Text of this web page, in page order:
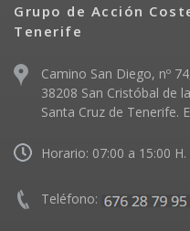
Grupo de Acción
Tenerife
Camino San Diego, nº
38208 San Cristóbal de
Santa Cruz de Tenerife.
Horario: 07:00 a 15:00 H.
Teléfono: